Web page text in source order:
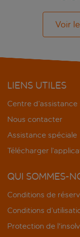
Voir
LIENS UTILES
Centre d’assistance
Nous contacter
Assistance spéciale
Télécharger
QUI SOMMES-
Conditions de
Conditions
Protection de